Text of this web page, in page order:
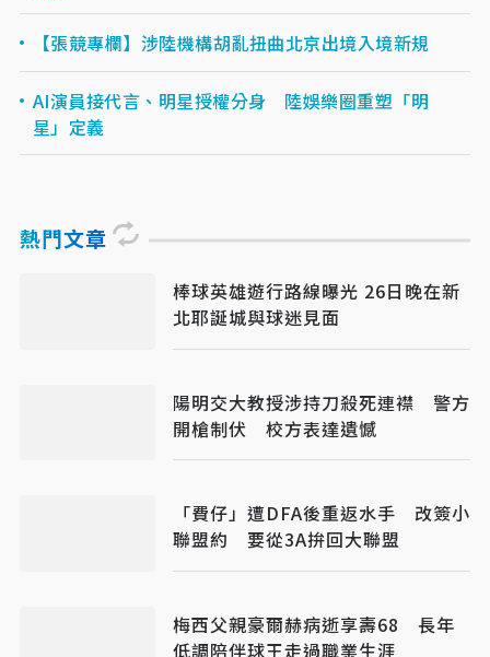
【張競專欄】涉陸機構胡亂扭曲北京出境入境新規
AI演員接代言、明星授權分身 陸娛樂圈重塑「明
星」定義
熱門文章
棒球英雄遊行路線曝光 26日晚在新
北耶誕城與球迷見面
陽明交大教授涉持刀殺死連襟 警方
開槍制伏 校方表達遺憾
「費仔」遭DFA後重返水手 改簽小
聯盟約 要從3A拚回大聯盟
梅西父親豪爾赫病逝享壽68 長年
低調陪伴球王走過職業生涯